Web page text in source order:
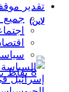
لاين)
تقدير
جميع